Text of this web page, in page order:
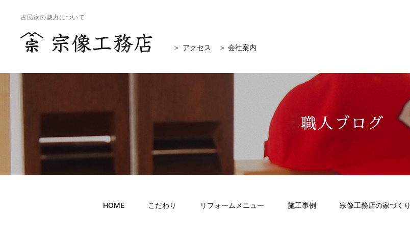
古民家の魅力について
アクセス 会社案内
職人ブログ
HOME こだわり リフォームメニュー 施工事例 宗像工務店の家づくり